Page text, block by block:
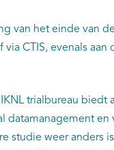
van het einde van
CTIS, evenals
trialbureau biedt
datamanagement
studie weer anders